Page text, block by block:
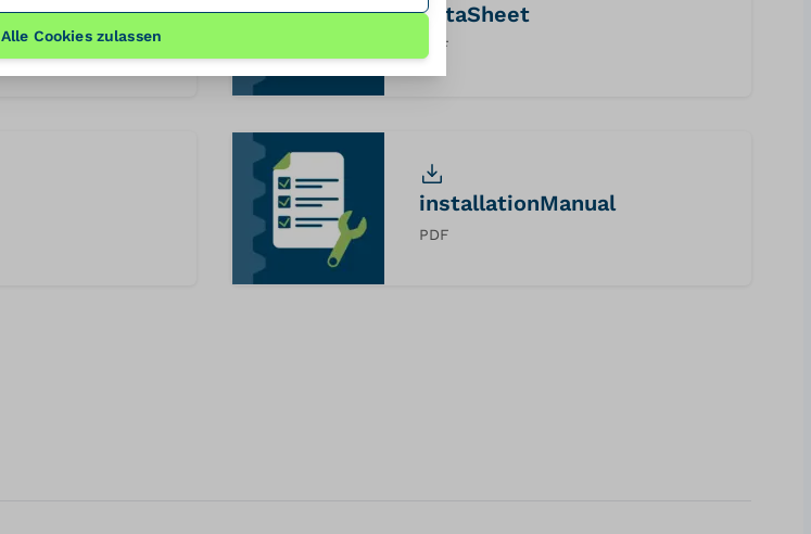
dataSheet
PDF
installationManual
PDF
Alle Cookies zulassen